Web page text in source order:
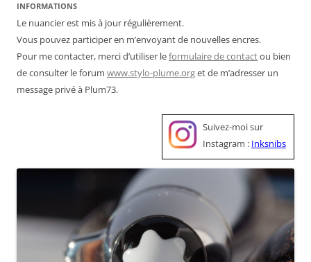
INFORMATIONS
Le nuancier est mis à jour régulièrement.
Vous pouvez participer en m’envoyant de nouvelles encres.
Pour me contacter, merci d’utiliser leformulaire de contactou bien
de consulter le forum www.stylo-plume.orget de m’adresser un
message privé à Plum73.
Suivez-moi sur
Instagram : Inksnibs